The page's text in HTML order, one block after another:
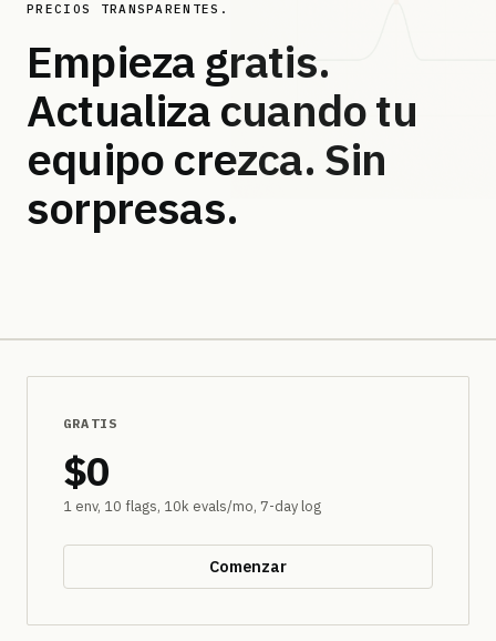
PRECIOS TRANSPARENTES.
Empieza gratis.
Actualiza cuando tu
equipo crezca. Sin
sorpresas.
GRATIS
$0
1 env, 10 flags, 10k evals/mo, 7-day log
Comenzar